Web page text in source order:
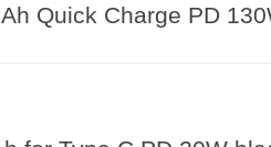
Quick Charge PD